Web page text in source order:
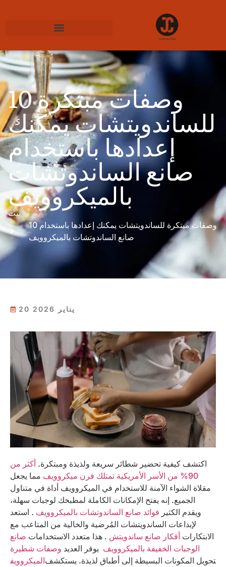
10 وصفات مبتكرة
للساندويتشات يمكنك
إعدادها باستخدام
صانع الساندوتشات
بيت
10 وصفات مبتكرة للساندويتشات يمكنك إعدادها باستخدام
صانع الساندوتشات بالميكروويف
اكتشف كيفية تحضير شطائر سريعة ولذيذة ومبتكرة. أكثر من
90% من الأسر الأمريكية تمتلك فرن ميكروويف
مما يجعل
مقلاة الشواء الآمنة للاستخدام في الميكروويف أداة في متناول
الجميع. إنه يفتح الإمكانات الكاملة لمطبخك لوجبات سهلة،
ويقدم الكثير فوائد صانع الساندوتشات بالميكروويف . استعد
لإبداعات الساندويتشات المُرضية والخالية من المتاعب مع
الابتكارات أفكار صانع ساندويتش . هذا متعدد الاستخدامات صانع
الوجبات الخفيفة بالميكروويف يوفر العديد وصفات شطيرة
الميكروويف